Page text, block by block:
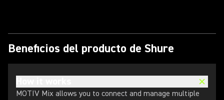
Beneficios del producto de Shure
MOTIV Mix allows you to connect and manage multiple